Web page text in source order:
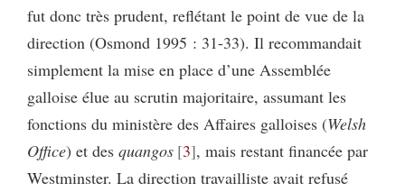
fut donc très prudent, reflétant le point de vue de la
direction (Osmond 1995 : 31-33). Il recommandait
simplement la mise en place d’une Assemblée
galloise élue au scrutin majoritaire, assumant les
fonctions du ministère des Affaires galloises (Welsh
Office) et des quangos 3 , mais restant financée par
Westminster. La direction travailliste avait refusé